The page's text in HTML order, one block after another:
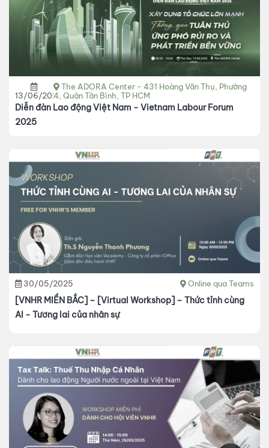
13/06/2025
The ADORA Center - 431 Hoàng Văn Thụ, Phường
4, Quận Tân Bình, TP HCM
Diễn đàn Lao động Việt Nam - Vietnam Labour Forum
2025
30/05/2025 Online qua Teams
[VNHR MIỀN BẮC] – [Virtual Workshop] – Thức tỉnh cùng
AI - Tương lai của nhân sự